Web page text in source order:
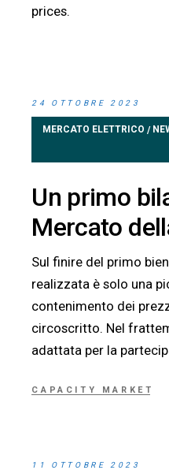
prices.
24 OTTOBRE 2023
MERCATO ELETTRICO /
Un primo
Mercato
Sul finire del primo
realizzata è solo una
contenimento dei
circoscritto. Nel
adattata per la
CAPACITY MARKET
11 OTTOBRE 2023